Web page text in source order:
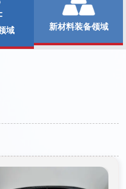
域 新材料装备领域